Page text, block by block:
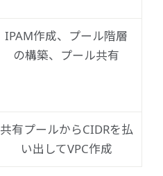
IPAM作成、プール階層
の構築、プール共有
共有プールからCIDRを払
い出してVPC作成